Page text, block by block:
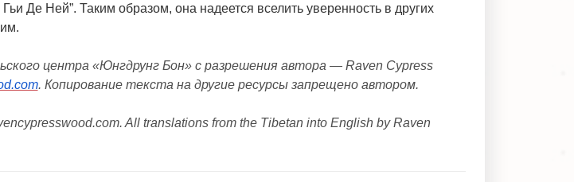
Де Ней”. Таким образом, она надеется вселить уверенность в других
центра «Юнгдрунг Бон» с разрешения автора — Raven Cypress
. Копирование текста на другие ресурсы запрещено автором.
All translations from the Tibetan into English by Raven